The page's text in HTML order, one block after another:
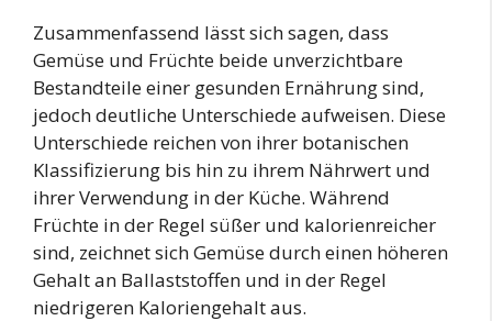
Zusammenfassend lässt sich sagen, dass
Gemüse und Früchte beide unverzichtbare
Bestandteile einer gesunden Ernährung sind,
jedoch deutliche Unterschiede aufweisen. Diese
Unterschiede reichen von ihrer botanischen
Klassifizierung bis hin zu ihrem Nährwert und
ihrer Verwendung in der Küche. Während
Früchte in der Regel süßer und kalorienreicher
sind, zeichnet sich Gemüse durch einen höheren
Gehalt an Ballaststoffen und in der Regel
niedrigeren Kaloriengehalt aus.